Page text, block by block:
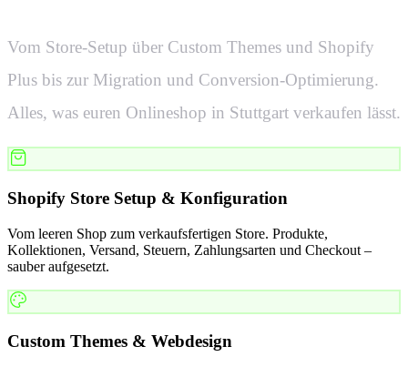
Vom Store-Setup über Custom Themes und Shopify
Plus bis zur Migration und Conversion-Optimierung.
Alles, was euren Onlineshop in Stuttgart verkaufen lässt.
Shopify Store Setup & Konfiguration
Vom leeren Shop zum verkaufsfertigen Store. Produkte,
Kollektionen, Versand, Steuern, Zahlungsarten und Checkout –
sauber aufgesetzt.
Custom Themes & Webdesign